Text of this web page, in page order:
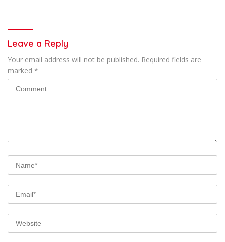
Leave a Reply
Your email address will not be published. Required fields are
marked *